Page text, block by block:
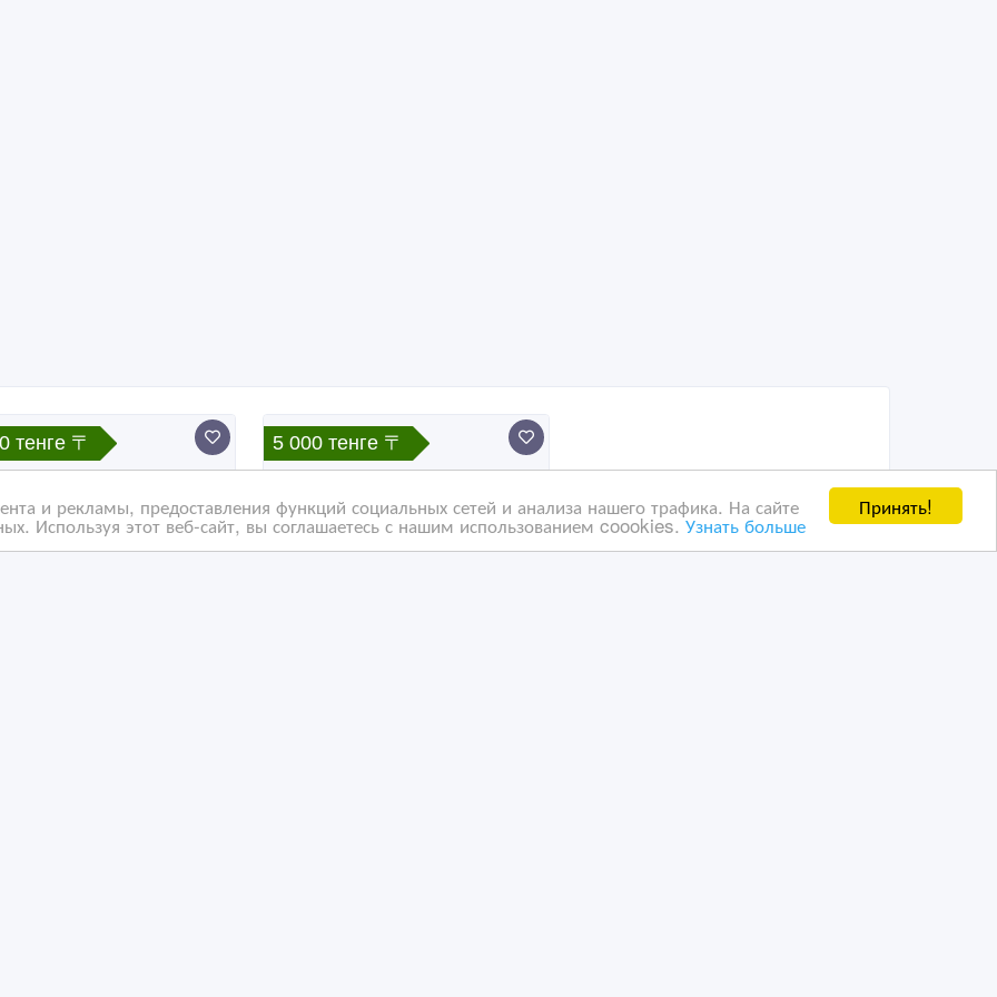
Принять!
и рекламы, предоставления функций социальных сетей и анализа нашего трафика. На сайте
Используя этот веб-сайт, вы соглашаетесь с нашим использованием coookies.Узнать больше
тенге 〒 5 000 тенге 〒